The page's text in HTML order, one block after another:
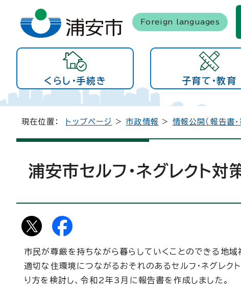
Foreign languages
くらし・手続き 子育て・教育
現在位置： トップページ >市政情報 > 情報公開（報告書
浦安市セルフ・ネグレクト
市民が尊厳を持ちながら暮らしていくことのできる地
適切な住環境につながるおそれのあるセルフ・ネグレク
り方を検討し、令和2年3月に報告書を作成しました。